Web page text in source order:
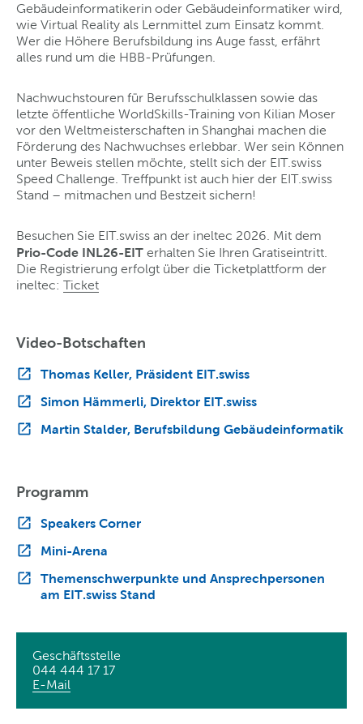
Gebäudeinformatikerin oder Gebäudeinformatiker wird,
wie Virtual Reality als Lernmittel zum Einsatz kommt.
Wer die Höhere Berufsbildung ins Auge fasst, erfährt
alles rund um die HBB-Prüfungen.
Nachwuchstouren für Berufsschulklassen sowie das
letzte öffentliche WorldSkills-Training von Kilian Moser
vor den Weltmeisterschaften in Shanghai machen die
Förderung des Nachwuchses erlebbar. Wer sein Können
unter Beweis stellen möchte, stellt sich der EIT.swiss
Speed Challenge. Treffpunkt ist auch hier der EIT.swiss
Stand – mitmachen und Bestzeit sichern!
Besuchen Sie EIT.swiss an der ineltec 2026. Mit dem
Prio-Code INL26-EIT erhalten Sie Ihren Gratiseintritt.
Die Registrierung erfolgt über die Ticketplattform der
ineltec: Ticket
Video-Botschaften
Thomas Keller, Präsident EIT.swiss
Simon Hämmerli, Direktor EIT.swiss
Martin Stalder, Berufsbildung Gebäudeinformatik
Programm
Speakers Corner
Mini-Arena
Themenschwerpunkte und Ansprechpersonen
am EIT.swiss Stand
Geschäftsstelle
044 444 17 17
E-Mail